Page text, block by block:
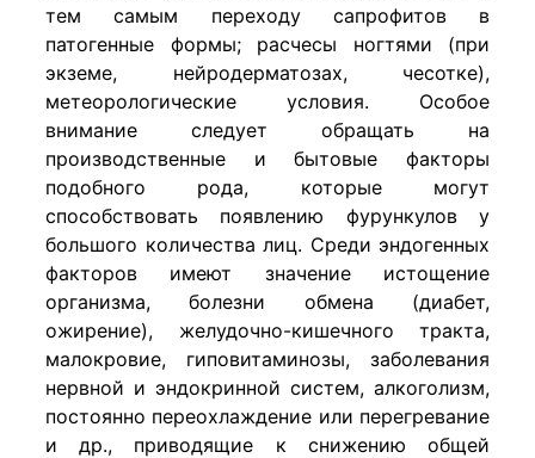
тем самым переходу сапрофитов в
патогенные формы; расчесы ногтями (при
экземе, нейродерматозах, чесотке),
метеорологические условия. Особое
внимание следует обращать на
производственные и бытовые факторы
подобного рода, которые могут
способствовать появлению фурункулов у
большого количества лиц. Среди эндогенных
факторов имеют значение истощение
организма, болезни обмена (диабет,
ожирение), желудочно-кишечного тракта,
малокровие, гиповитаминозы, заболевания
нервной и эндокринной систем, алкоголизм,
постоянно переохлаждение или перегревание
и др., приводящие к снижению общей